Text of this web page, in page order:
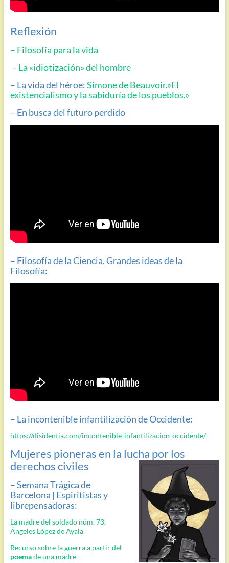
Reflexión
– Filosofía para la vida
– La «idiotización» del hombre
– La vida del héroe:Simone de Beauvoir.»El
existencialismo y la sabiduría de los pueblos.»
– En busca del futuro perdido
– Filosofía de la Ciencia. Grandes ideas de la
Filosofía:
– La incontenible infantilización de Occidente:
https://disidentia.com/incontenible-infantilizacion-occidente/
Mujeres pioneras en la lucha por los
derechos civiles
– Semana Trágica de
Barcelona | Espiritistas y
librepensadoras:
La madre del soldado núm. 73,
Ángeles López de Ayala
Recurso sobre la guerra a partir del
poemade una madre